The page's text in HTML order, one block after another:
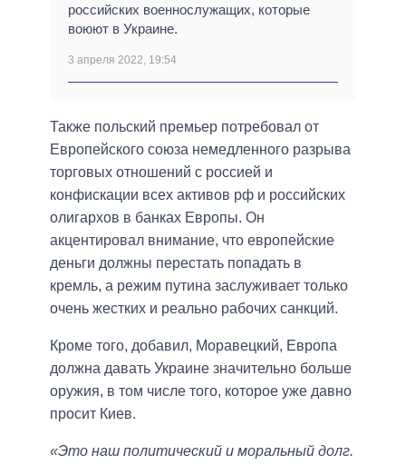
российских военнослужащих, которые
воюют в Украине.
3 апреля 2022, 19:54
Также польский премьер потребовал от
Европейского союза немедленного разрыва
торговых отношений с россией и
конфискации всех активов рф и российских
олигархов в банках Европы. Он
акцентировал внимание, что европейские
деньги должны перестать попадать в
кремль, а режим путина заслуживает только
очень жестких и реально рабочих санкций.
Кроме того, добавил, Моравецкий, Европа
должна давать Украине значительно больше
оружия, в том числе того, которое уже давно
просит Киев.
«Это наш политический и моральный долг.